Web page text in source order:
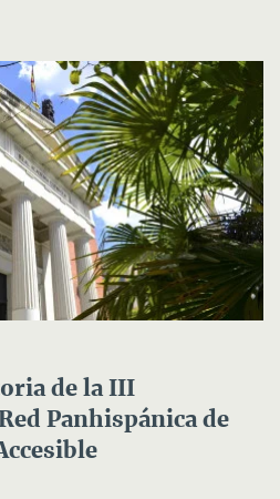
de la III
Panhispánica de